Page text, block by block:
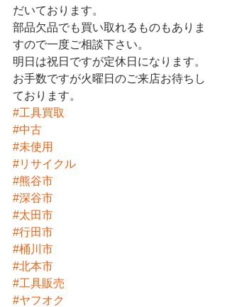
だいております。
部品欠品でも買い取れるものもありま
すので一度ご相談下さい。
明日は祝日ですが定休日になります。
お手数ですが火曜日のご来店お待ちし
ております。
#工具買取
#中古
#未使用
#リサイクル
#熊谷市
#深谷市
#太田市
#行田市
#桶川市
#北本市
#工具販売
#ヤフオク